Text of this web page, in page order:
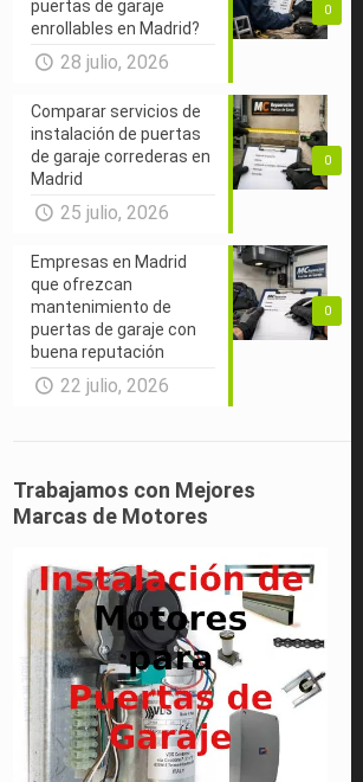
0
puertas de garaje
enrollables en Madrid?
28 julio, 2026
0
Comparar servicios de
instalación de puertas
de garaje correderas en
Madrid
25 julio, 2026
0
Empresas en Madrid
que ofrezcan
mantenimiento de
puertas de garaje con
buena reputación
22 julio, 2026
Trabajamos con Mejores
Marcas de Motores